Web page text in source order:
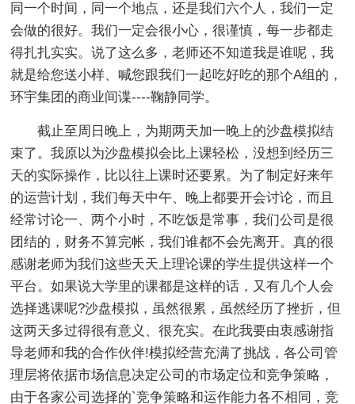
同一个时间，同一个地点，还是我们六个人，我们一定
会做的很好。我们一定会很小心，很谨慎，每一步都走
得扎扎实实。说了这么多，老师还不知道我是谁呢，我
就是给您送小样、喊您跟我们一起吃好吃的那个A组的，
环宇集团的商业间谍----鞠静同学。
截止至周日晚上，为期两天加一晚上的沙盘模拟结
束了。我原以为沙盘模拟会比上课轻松，没想到经历三
天的实际操作，比以往上课时还要累。为了制定好来年
的运营计划，我们每天中午、晚上都要开会讨论，而且
经常讨论一、两个小时，不吃饭是常事，我们公司是很
团结的，财务不算完帐，我们谁都不会先离开。真的很
感谢老师为我们这些天天上理论课的学生提供这样一个
平台。如果说大学里的课都是这样的话，又有几个人会
选择逃课呢?沙盘模拟，虽然很累，虽然经历了挫折，但
这两天多过得很有意义、很充实。在此我要由衷感谢指
导老师和我的合作伙伴!模拟经营充满了挑战，各公司管
理层将依据市场信息决定公司的市场定位和竞争策略，
由于各家公司选择的`竞争策略和运作能力各不相同，竞